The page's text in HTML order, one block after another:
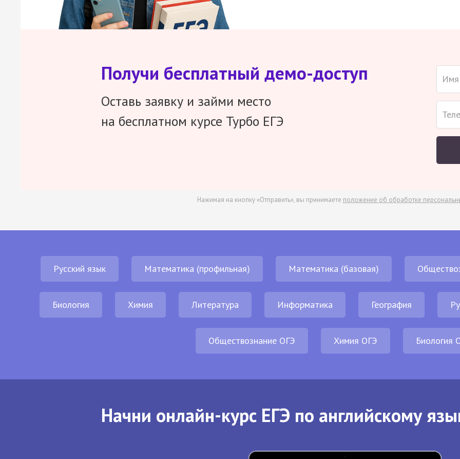
Получи бесплатный демо-доступ
Оставь заявку и займи место
на бесплатном курсе Турбо ЕГЭ
Нажимая на кнопку «Отправить», вы принимаете положение об обработке
Русский язык Математика (профильная) Математика (базовая)
Биология Химия Литература Информатика География
Обществознание ОГЭ Химия ОГЭ Биология
Начни онлайн-курс ЕГЭ по английскому